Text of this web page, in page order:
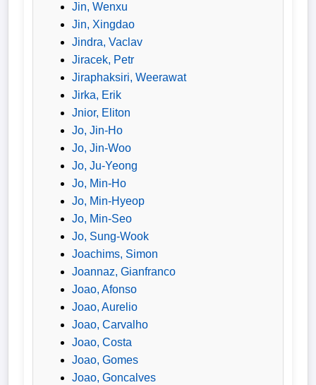
Jin, Wenxu
Jin, Xingdao
Jindra, Vaclav
Jiracek, Petr
Jiraphaksiri, Weerawat
Jirka, Erik
Jnior, Eliton
Jo, Jin-Ho
Jo, Jin-Woo
Jo, Ju-Yeong
Jo, Min-Ho
Jo, Min-Hyeop
Jo, Min-Seo
Jo, Sung-Wook
Joachims, Simon
Joannaz, Gianfranco
Joao, Afonso
Joao, Aurelio
Joao, Carvalho
Joao, Costa
Joao, Gomes
Joao, Goncalves